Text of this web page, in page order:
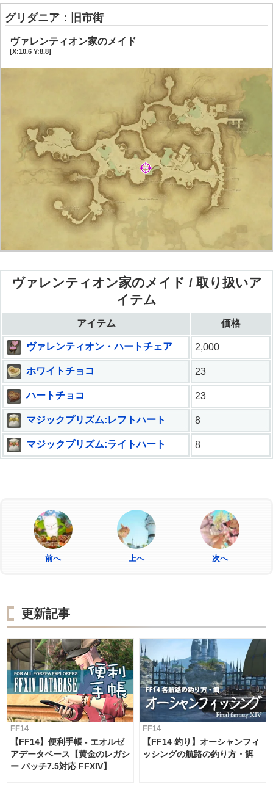
グリダニア：旧市街
ヴァレンティオン家のメイド
[X:10.6 Y:8.8]
ヴァレンティオン家のメイド / 取り扱いア
イテム
アイテム 価格
ヴァレンティオン・ハートチェア 2,000
ホワイトチョコ 23
ハートチョコ 23
マジックプリズム:レフトハート 8
マジックプリズム:ライトハート 8
前へ 上へ 次へ
更新記事
FF14
【FF14】便利手帳 - エオルゼ
アデータベース【黄金のレガシ
ー パッチ7.5対応 FFXIV】
FF14
【FF14 釣り】オーシャンフィ
ッシングの航路の釣り方・餌